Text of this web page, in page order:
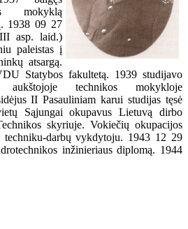
mokyklą
1938 09 27
asp. laid.)
paleistas į
atsargą.
Statybos fakultetą. 1939 studijavo
aukštojoje technikos mokykloje
II Pasauliniam karui studijas tęsė
Sąjungai okupavus Lietuvą dirbo
skyriuje. Vokiečių okupacijos
darbų vykdytoju. 1943 12 29
inžinieriaus diplomą. 1944